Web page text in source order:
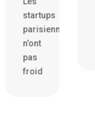
startups
parisiennes
n’ont
pas
froid